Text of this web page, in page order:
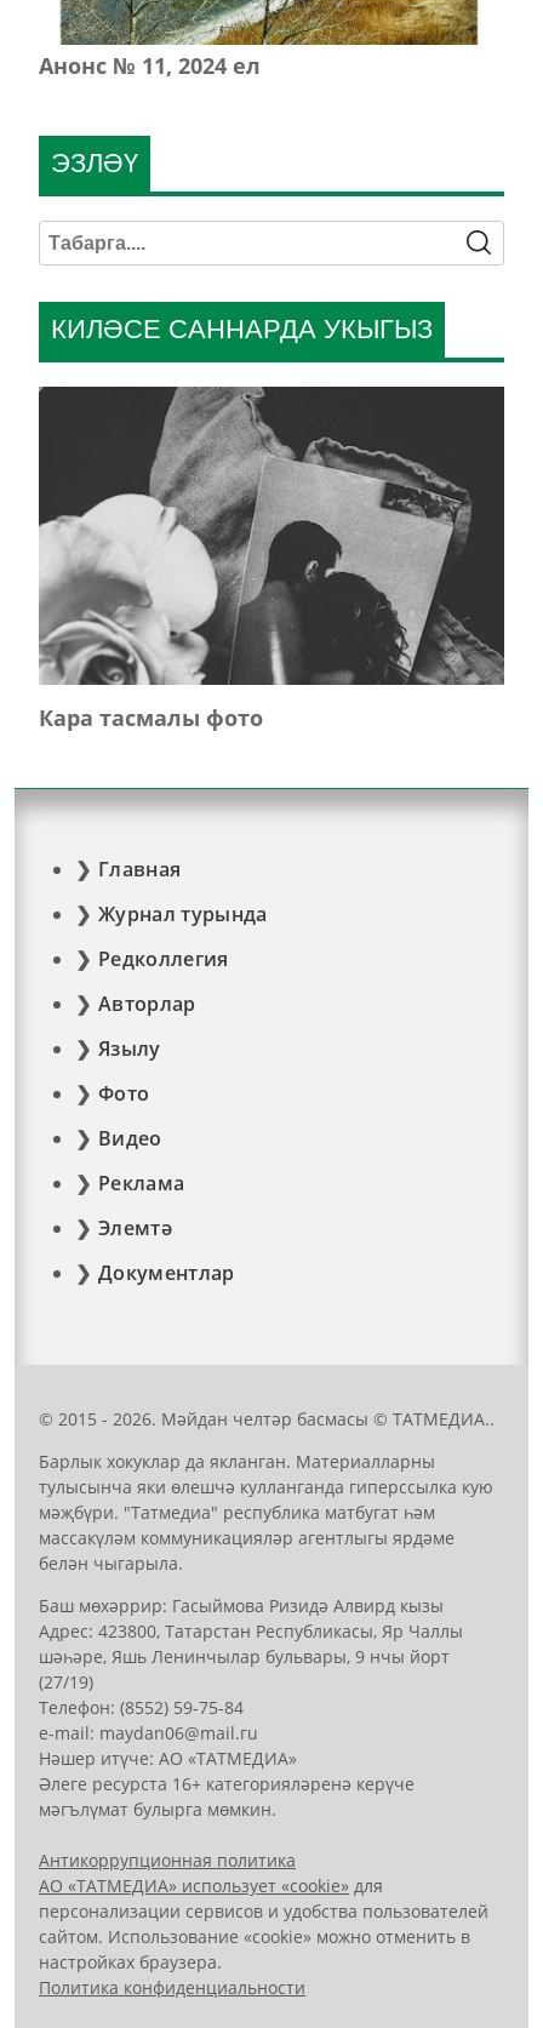
Анонс № 11, 2024 ел
КИЛӘСЕ САННАРДА УКЫГЫЗ
Кара тасмалы фото
ЭЗЛӘҮ
Главная
Журнал турында
Редколлегия
Авторлар
Язылу
Фото
Видео
Реклама
Элемтә
Документлар
© 2015 - 2026. Мәйдан челтәр басмасы © ТАТМЕДИА..
Барлык хокуклар да якланган. Материалларны
тулысынча яки өлешчә кулланганда гиперссылка кую
мәҗбүри. "Татмедиа" республика матбугат һәм
массакүләм коммуникацияләр агентлыгы ярдәме
белән чыгарыла.
Баш мөхәррир: Гасыймова Ризидә Алвирд кызы
Адрес: 423800, Татарстан Республикасы, Яр Чаллы
шәһәре, Яшь Ленинчылар бульвары, 9 нчы йорт
(27/19)
Телефон: (8552) 59-75-84
е-mail: mауdаn06@mail.гu
Нәшер итүче: АО «ТАТМЕДИА»
Әлеге ресурста 16+ категорияләренә керүче
мәгълүмат булырга мөмкин.
Антикоррупционная политика
АО «ТАТМЕДИА» использует «cookie» для
персонализации сервисов и удобства пользователей
сайтом. Использование «cookie» можно отменить в
настройках браузера.
Политика конфиденциальности